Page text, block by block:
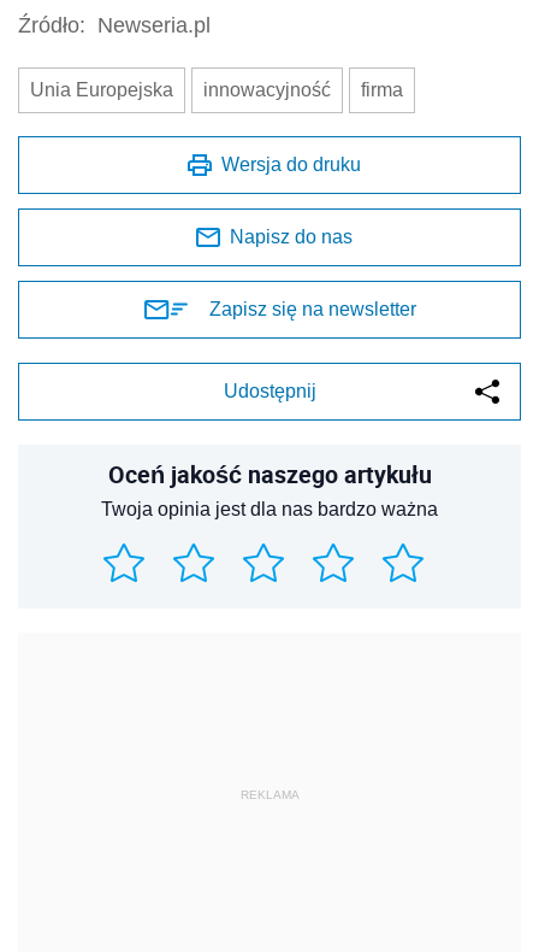
Źródło: Newseria.pl
Unia Europejska innowacyjność firma
Wersja do druku
Napisz do nas
Zapisz się na newsletter
Udostępnij
Oceń jakość naszego artykułu
Twoja opinia jest dla nas bardzo ważna
REKLAMA